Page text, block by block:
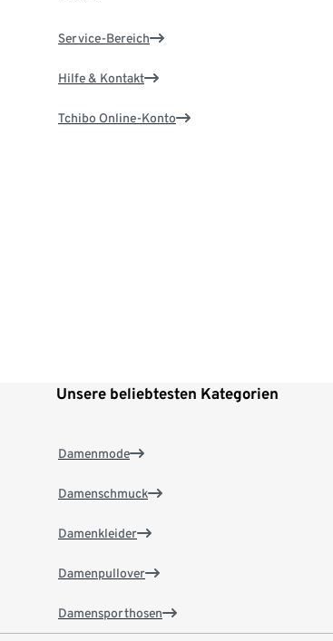
Service-Bereich
Hilfe & Kontakt
Tchibo Online-Konto
Unsere beliebtesten Kategorien
Damenmode
Damenschmuck
Damenkleider
Damenpullover
Damensporthosen